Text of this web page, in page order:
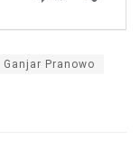
Ganjar Pranowo